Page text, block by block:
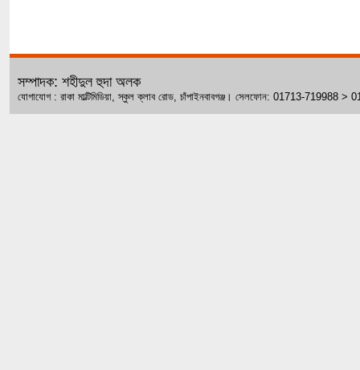
সম্পাদক: শহীদুল হুদা অলক
যোগাযোগ : রাকা মাল্টিমিডিয়া, স্কুল ক্লাব রোড, চাঁপাইনবাবগঞ্জ। সেলফোন: 01713-